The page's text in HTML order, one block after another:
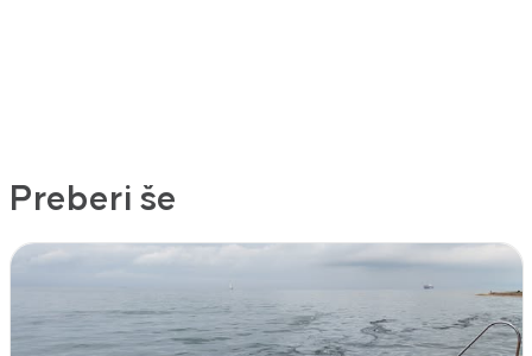
Preberi še